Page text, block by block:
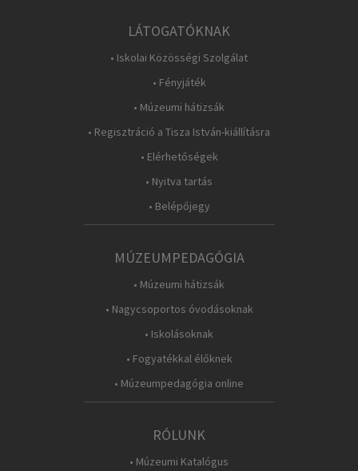
LÁTOGATÓKNAK
• Iskolai Közösségi Szolgálat
• Fényjáték
• Múzeumi hátizsák
• Regisztráció a Tisza István-kiállításra
• Elérhetőségek
• Nyitva tartás
• Belépőjegy
MÚZEUMPEDAGÓGIA
• Múzeumi hátizsák
• Nagycsoportos óvodásoknak
• Iskolásoknak
• Fogyatékkal élőknek
• Múzeumpedagógia online
RÓLUNK
• Múzeumi Katalógus